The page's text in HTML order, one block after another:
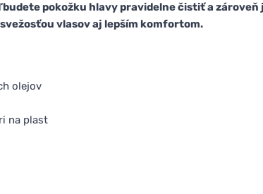
budete pokožku hlavy pravidelne čistiť a
vlasov aj lepším komfortom.
olejov
na plast